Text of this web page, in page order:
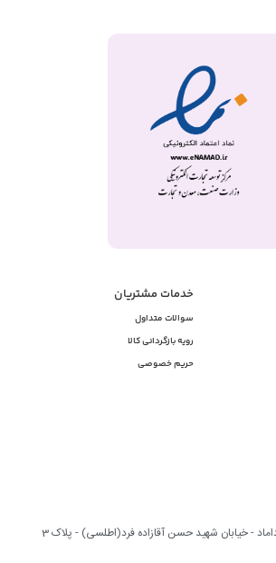
خدمات مشتریان
سوالات متداول
رویه بازگردانی کالا
حریم خصوصی
- خیابان شهید حسن آقازاده فرد(اطلسی) - پلاک 3